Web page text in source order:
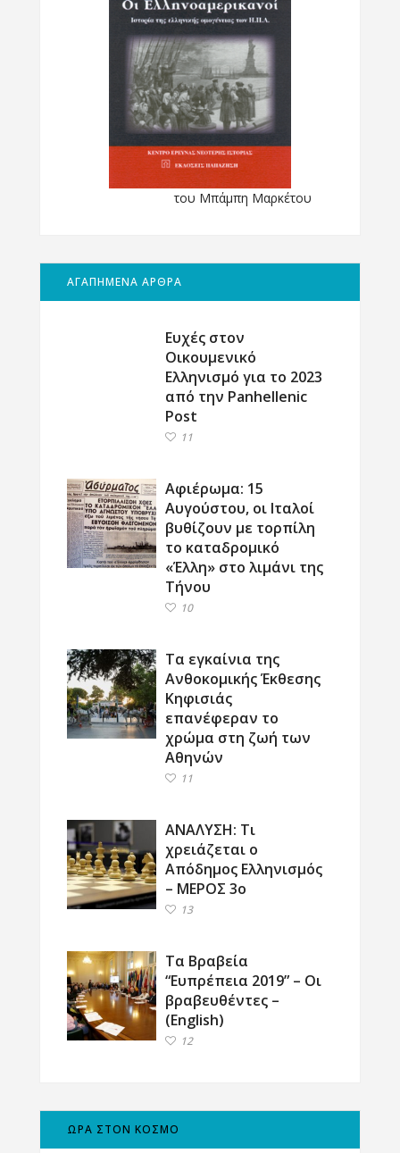
του Μπάμπη Μαρκέτου
ΑΓΑΠΗΜΕΝΑ ΑΡΘΡΑ
Ευχές στον
Οικουμενικό
Ελληνισμό για το 2023
από την Panhellenic
Post
11
Αφιέρωμα: 15
Αυγούστου, οι Ιταλοί
βυθίζουν με τορπίλη
το καταδρομικό
«Έλλη» στο λιμάνι της
Τήνου
10
Τα εγκαίνια της
Ανθοκομικής Έκθεσης
Κηφισιάς
επανέφεραν το
χρώμα στη ζωή των
Αθηνών
11
ΑΝΑΛΥΣΗ: Τι
χρειάζεται ο
Απόδημος Ελληνισμός
– ΜΕΡΟΣ 3ο
13
Τα Βραβεία
“Ευπρέπεια 2019” – Οι
βραβευθέντες –
(English)
12
ΩΡΑ ΣΤΟΝ ΚΟΣΜΟ